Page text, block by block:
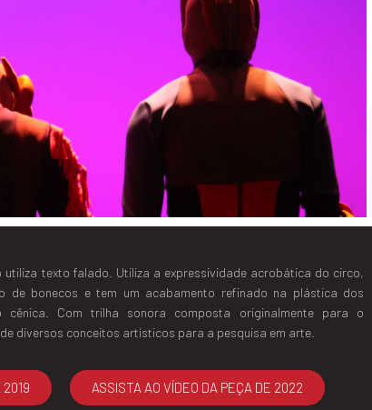
utiliza texto falado. Utiliza a expressividade acrobática do circo,
de bonecos e tem um acabamento refinado na plástica dos
cênica. Com trilha sonora composta originalmente para o
diversos conceitos artísticos para a pesquisa em arte.
2019 ASSISTA AO VÍDEO DA PEÇA DE 2022